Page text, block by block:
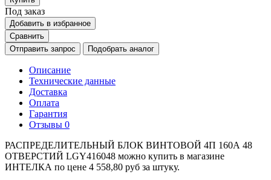
Под заказ
Добавить в избранное
Сравнить
Отправить запрос
Подобрать аналог
Описание
Технические данные
Доставка
Оплата
Гарантия
Отзывы 0
РАСПРЕДЕЛИТЕЛЬНЫЙ БЛОК ВИНТОВОЙ 4П 160А 48
ОТВЕРСТИЙ LGY416048 можно купить в магазине
ИНТЕЛКА по цене 4 558,80 руб за штуку.